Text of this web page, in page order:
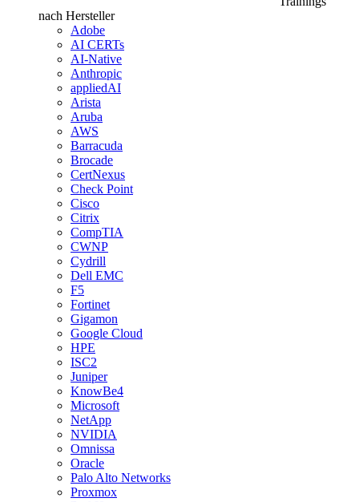
nach Hersteller
Adobe
AI CERTs
AI-Native
Anthropic
appliedAI
Arista
Aruba
AWS
Barracuda
Brocade
CertNexus
Check Point
Cisco
Citrix
CompTIA
CWNP
Cydrill
Dell EMC
F5
Fortinet
Gigamon
Google Cloud
HPE
ISC2
Juniper
KnowBe4
Microsoft
NetApp
NVIDIA
Omnissa
Oracle
Palo Alto Networks
Proxmox